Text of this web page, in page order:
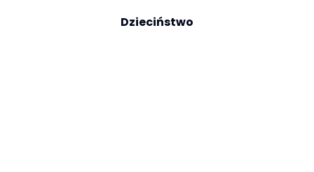
Dzieciństwo